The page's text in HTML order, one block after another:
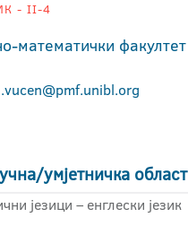
- II-4
математички факултет
умјетничка област
језици – енглески језик